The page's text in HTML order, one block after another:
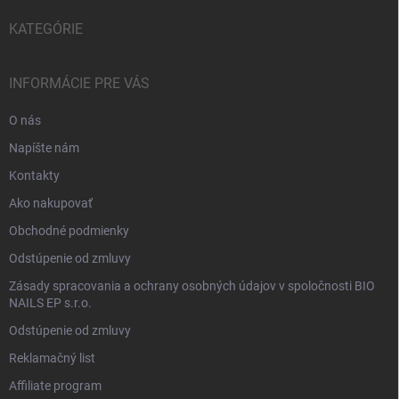
KATEGÓRIE
INFORMÁCIE PRE VÁS
O nás
Napíšte nám
Kontakty
Ako nakupovať
Obchodné podmienky
Odstúpenie od zmluvy
Zásady spracovania a ochrany osobných údajov v spoločnosti BIO
NAILS EP s.r.o.
Odstúpenie od zmluvy
Reklamačný list
Affiliate program